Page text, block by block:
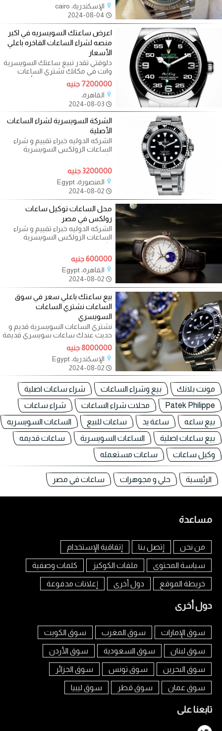
الإسكندرية، cairo
اعرض ساعتك السويسريه في اكبر
منصه لشراء الساعات الفاخره باعلي
الأسعار
دلوقتي تقدر تبيع ساعتك السويسرية
وانت في مكانك نشتري الساعات
السويسرية الاصليه باعلي الأسعار
7200000 جنيه
القاهرة،
الشركة السويسرية لشراء الساعات
الأصلية
الشركه الدوليه خبراء تقييم و شراء
الساعات الرولكس السويسرية
نشتري ساعات مستعملة مطلوب
شراء
3200000 جنيه
المنصورة، Egypt
محل الساعات توكيل ساعات
رولكس في مصر
الشركه الدوليه خبراء تقييم و شراء
الساعات الرولكس السويسرية
نشتري ساعات مستعملة مطلوب
شراء
600000 جنيه
القاهرة، Egypt
بيع ساعتك باعلي سعر في سوق
الساعات نشتري الساعات
السويسري
نشتري الساعات السويسرية قديم و
حديث عندك ساعات سويسري قديمة
او حديثة ؟ طيب حابب تعرف قيمة
ساعتك
8000000 جنيه
الإسكندرية، Egypt
مونت بلانك بيع وشراء الساعات
شراء ساعات اصلية
Patek Philippe
محلات شراء الساعات
شراء ساعات
بيع ساعه
ساعة يد ساعات للبيع
الساعات السويسريه
بيع ساعات اصلية
الساعات السويسرية
ساعات قديمه
وكيل ساعات
ساعات مستعمله
الرئيسية حلي و مجوهرات ساعات في مصر
مساعدة
من نحن إتصل بنا إتفاقية الإستخدام
سياسة المحتوى ملفات الكوكيز كلمات وصفية
خريطة الموقع دول أخرى إعلانات مدفوعة
دول أخرى
سوق الإمارات سوق المغرب سوق الكويت
سوق لبنان سوق السعودية سوق الأردن
سوق البحرين سوق تونس سوق الجزائر
سوق عمان سوق قطر سوق ليبيا
تابعنا على